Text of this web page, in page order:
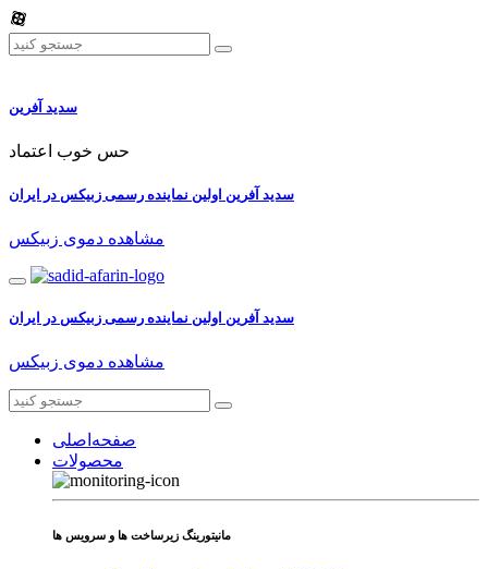
سدید آفرین
حس خوب اعتماد
سدید آفرین اولین نماینده رسمی زبیکس در ایران
مشاهده دموی زبیکس
سدید آفرین اولین نماینده رسمی زبیکس در ایران
مشاهده دموی زبیکس
صفحه‌اصلی
محصولات
مانیتورینگ زیرساخت ها و سرویس ها